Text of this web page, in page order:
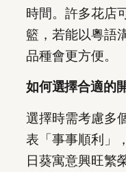
時間。許多花店
籃，若能以粵語
品種會更方便。
如何選擇合適的
選擇時需考慮多
表「事事順利」
日葵寓意興旺繁